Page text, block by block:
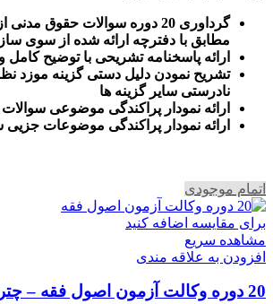
مطابق با دفترچه ارائه شده از سوی
ارائه پاسخنامه تشریحی با توضیح کامل
تشریح نمودن دلیل دستی گزینه موزد
نادرستی سایر گزینه ها
ارائه نمودار پراکندگی موضوعی
رائه نمودار پراکندگی موضوعات جزیی
اتمام موجودی
برای مقایسه اضافه کنید
مشاهده سریع
افزودن به علاقه مندی
20 دوره وکالت آزمون اصول فقه – چتردانش